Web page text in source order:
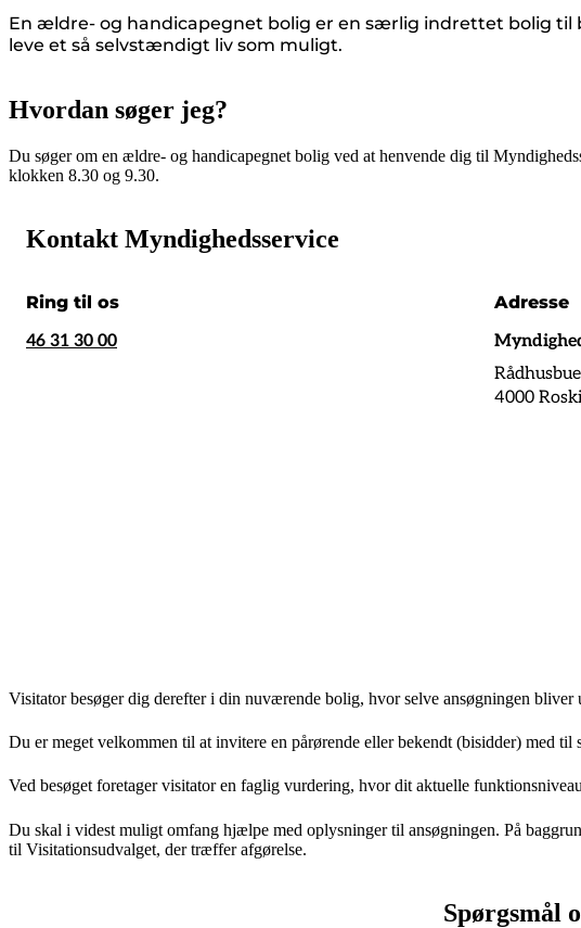
En ældre- og handicapegnet bolig er en særlig indrettet bolig til
leve et så selvstændigt liv som muligt.
Hvordan søger jeg?
Du søger om en ældre- og handicapegnet bolig ved at henvende dig til
klokken 8.30 og 9.30.
Kontakt Myndighedsservice
Ring til os
46 31 30 00
Adresse
4000
Visitator besøger dig derefter i din nuværende bolig, hvor selve ansøgningen bliver
Du er meget velkommen til at invitere en pårørende eller bekendt (bisidder) med til
Ved besøget foretager visitator en faglig vurdering, hvor dit aktuelle
Du skal i videst muligt omfang hjælpe med oplysninger til ansøgningen. På
til Visitationsudvalget, der træffer afgørelse.
Spørgsmål